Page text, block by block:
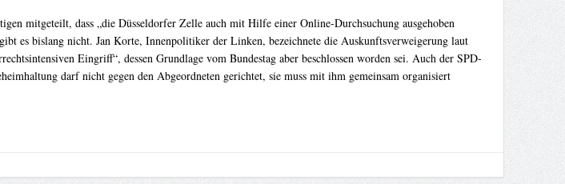
mitgeteilt, dass „die Düsseldorfer Zelle auch mit Hilfe einer Online-Durchsuchung ausgehoben
es bislang nicht. Jan Korte, Innenpolitiker der Linken, bezeichnete die Auskunftsverweigerung laut
Eingriff“, dessen Grundlage vom Bundestag aber beschlossen worden sei. Auch der SPD-
darf nicht gegen den Abgeordneten gerichtet, sie muss mit ihm gemeinsam organisiert